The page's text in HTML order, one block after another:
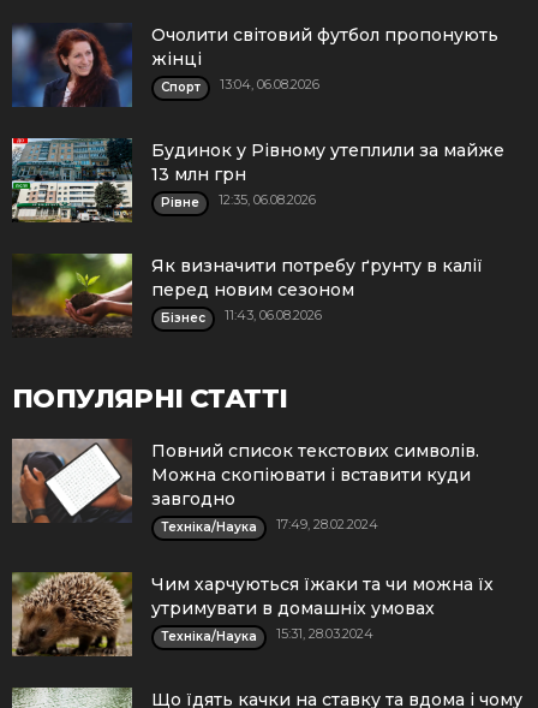
Очолити світовий футбол пропонують
жінці
Спорт 13:04, 06.08.2026
Будинок у Рівному утеплили за майже
13 млн грн
Рівне 12:35, 06.08.2026
Як визначити потребу ґрунту в калії
перед новим сезоном
Бізнес 11:43, 06.08.2026
ПОПУЛЯРНІ СТАТТІ
Повний список текстових символів.
Можна скопіювати і вставити куди
завгодно
Техніка/Наука 17:49, 28.02.2024
Чим харчуються їжаки та чи можна їх
утримувати в домашніх умовах
Техніка/Наука 15:31, 28.03.2024
Що їдять качки на ставку та вдома і чому